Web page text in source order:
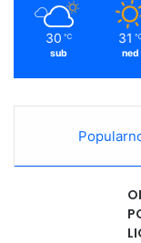
30 ℃
sub
31
ned